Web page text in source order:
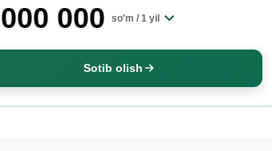
000 so'm / 1 yil
Sotib olish